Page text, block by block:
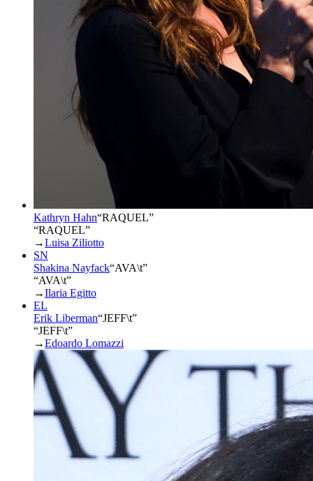
Kathryn Hahn“RAQUEL”
“RAQUEL”
→Luisa Ziliotto
SN
Shakina Nayfack“AVA\t”
“AVA\t”
→Ilaria Egitto
EL
Erik Liberman“JEFF\t”
“JEFF\t”
→Edoardo Lomazzi